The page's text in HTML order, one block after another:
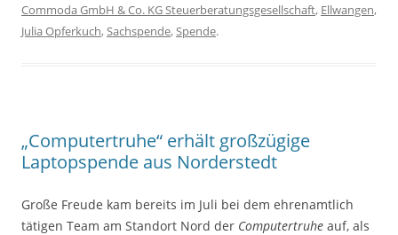
Commoda GmbH & Co. KG Steuerberatungsgesellschaft, Ellwangen,
Julia Opferkuch,Sachspende,Spende.
„Computertruhe“ erhält großzügige
Laptopspende aus Norderstedt
Große Freude kam bereits im Juli bei dem ehrenamtlich
tätigen Team am Standort Nord der Computertruhe auf, als